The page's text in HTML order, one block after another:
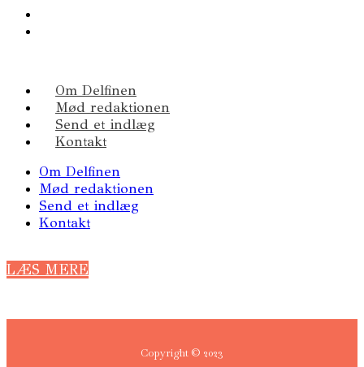
Om Delfinen
Mød redaktionen
Send et indlæg
Kontakt
Om Delfinen
Mød redaktionen
Send et indlæg
Kontakt
LÆS MERE
Copyright © 2023